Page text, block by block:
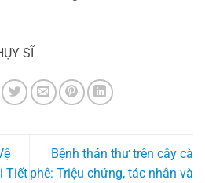
SĨ
Tiết
Bệnh thán thư trên cây cà
phê: Triệu chứng, tác nhân và